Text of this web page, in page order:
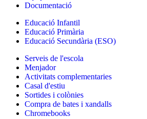
Documentació
Educació Infantil
Educació Primària
Educació Secundària (ESO)
Serveis de l'escola
Menjador
Activitats complementaries
Casal d'estiu
Sortides i colònies
Compra de bates i xandalls
Chromebooks